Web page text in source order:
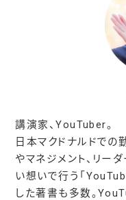
講演家、YouTuber。
日本マクドナルドでの
やマネジメント、リー
い想いで行う「
した著書も多数。